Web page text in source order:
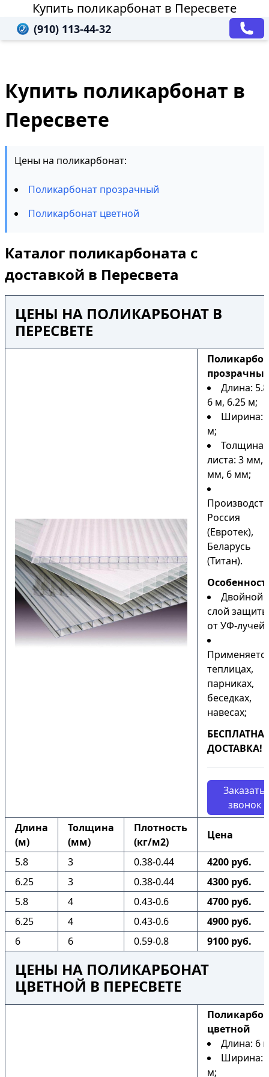
Купить поликарбонат в Пересвете
(910) 113-44-32
Купить поликарбонат в
Пересвете
Цены на поликарбонат:
Поликарбонат прозрачный
Поликарбонат цветной
Каталог поликарбоната с
доставкой в Пересвета
ЦЕНЫ НА ПОЛИКАРБОНАТ В
ПЕРЕСВЕТЕ
Длина:
6 м, 6.25 м;
Ширина:
м;
Толщина
листа: 3 мм,
мм, 6 мм;
Россия
(Евротек),
Беларусь
(Титан).
Двойной
слой защиты
от УФ-лучей;
теплицах,
парниках,
беседках,
навесах;
ДОСТАВКА!
Заказать
звонок
Длина
(м)
Толщина
(мм)
Плотность
(кг/м2)
Цена
5.8 3 0.38-0.44
4200 руб.
6.25
3 0.38-0.44
4300 руб.
5.8
4 0.43-0.6
4700 руб.
6.25
4 0.43-0.6
4900 руб.
6
6 0.59-0.8 9100 руб.
ЦЕНЫ НА ПОЛИКАРБОНАТ
ЦВЕТНОЙ В ПЕРЕСВЕТЕ
цветной
Длина: 6
Ширина:
м;